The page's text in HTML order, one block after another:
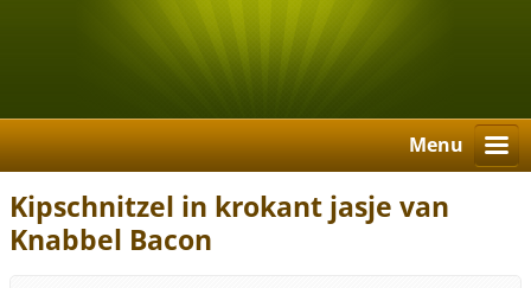
Menu
Kipschnitzel in krokant jasje van
Knabbel Bacon